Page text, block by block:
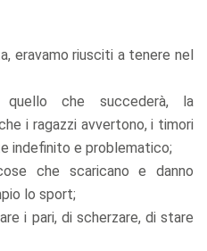
eravamo riusciti a tenere nel
che succederà, la
i ragazzi avvertono, i timori
indefinito e problematico;
che scaricano e danno
lo sport;
i pari, di scherzare, di stare